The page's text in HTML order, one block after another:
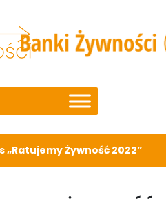
„Ratujemy Żywność 2022”